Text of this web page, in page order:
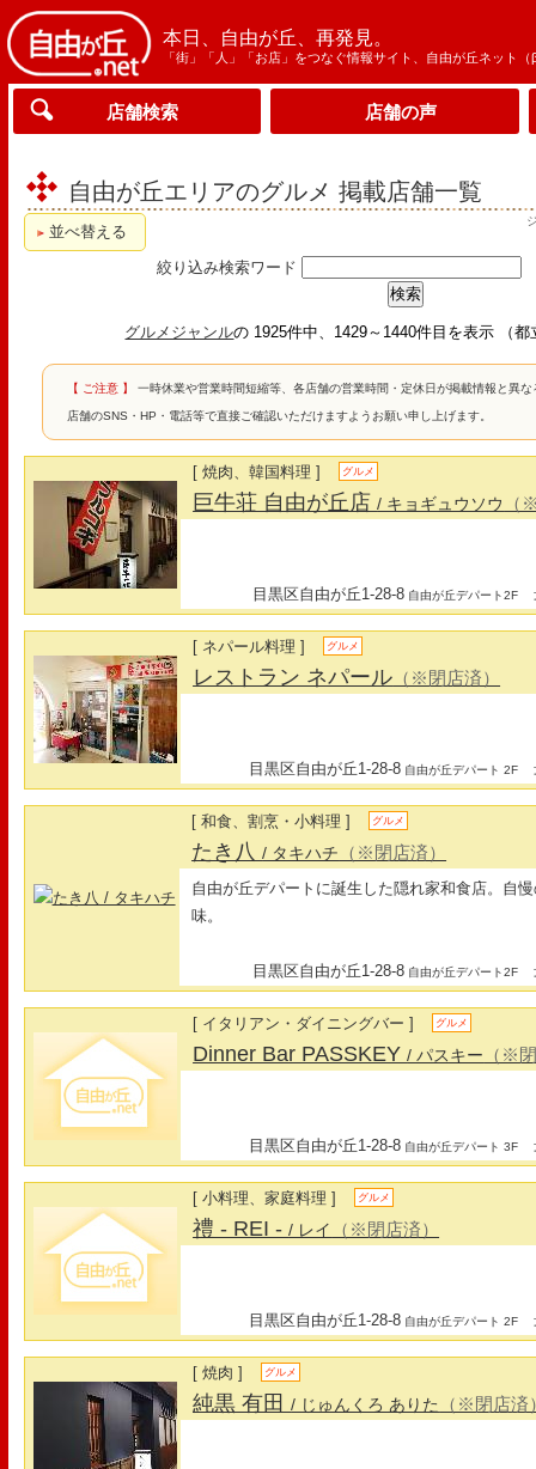
本日、自由が丘、再発見。
「街」「人」「お店」をつなぐ情報サイト、自由が丘ネット（
店舗検索 店舗の声
自由が丘エリアのグルメ 掲載店舗一覧
並べ替える
絞り込み検索ワード
グルメジャンルの 1925件中、1429～1440件目を表示 （
【 ご注意 】 一時休業や営業時間短縮等、各店舗の営業時間・定休日が掲載情報と異
店舗のSNS・HP・電話等で直接ご確認いただけますようお願い申し上げます。
[ 焼肉、韓国料理 ] グルメ
巨牛荘 自由が丘店/ キョギュウソウ （
目黒区自由が丘1-28-8 自由が丘デパート2F
[ ネパール料理 ] グルメ
レストラン ネパール （※閉店済）
目黒区自由が丘1-28-8 自由が丘デパート 2F
[ 和食、割烹・小料理 ] グルメ
たき八/ タキハチ （※閉店済）
自由が丘デパートに誕生した隠れ家和食店。自
味。
目黒区自由が丘1-28-8 自由が丘デパート2F
[ イタリアン・ダイニングバー ] グルメ
Dinner Bar PASSKEY/ パスキー （※
目黒区自由が丘1-28-8 自由が丘デパート 3F
[ 小料理、家庭料理 ] グルメ
禮 - REI -/ レイ （※閉店済）
目黒区自由が丘1-28-8 自由が丘デパート 2F
[ 焼肉 ] グルメ
純黒 有田/ じゅんくろ ありた （※閉店済